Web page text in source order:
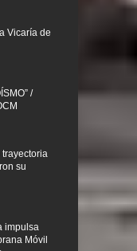
Vicaría de
/
su
impulsa
Móvil